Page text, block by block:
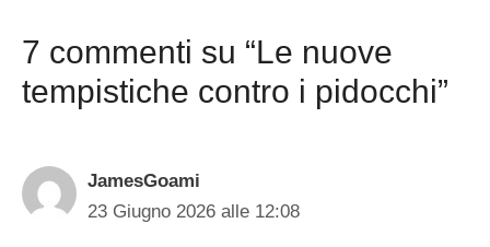
7 commenti su “Le nuove
tempistiche contro i pidocchi”
JamesGoami
23 Giugno 2026 alle 12:08